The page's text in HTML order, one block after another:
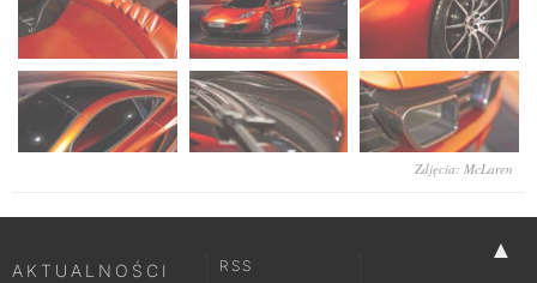
Zdjęcia: McLaren
▲
AKTUALNOŚCI
RSS